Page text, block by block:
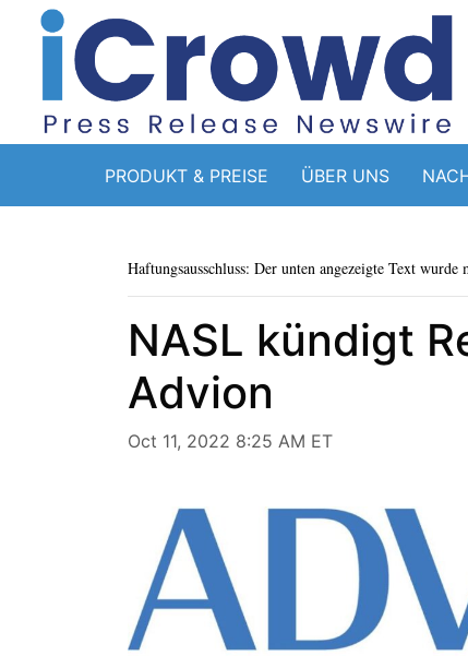
PRODUKT & PREISE ÜBER UNS
Haftungsausschluss: Der unten angezeigte Text
NASL kündigt
Advion
Oct 11, 2022 8:25 AM ET